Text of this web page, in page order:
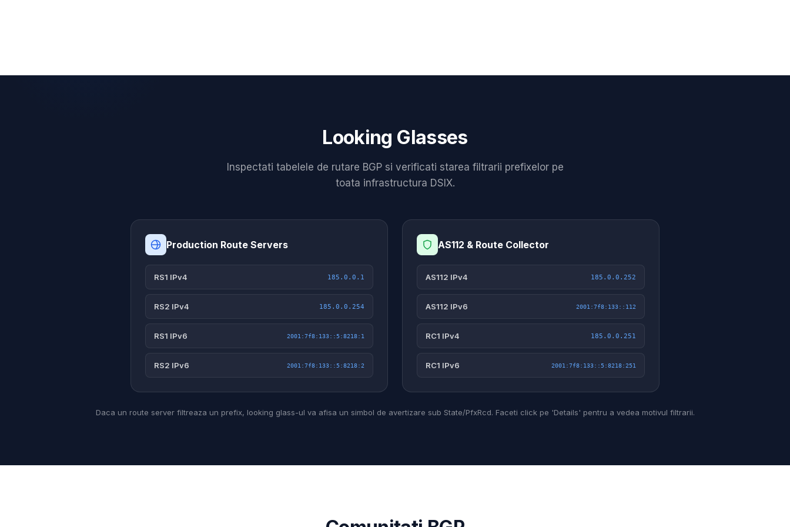
Looking Glasses
Inspectati tabelele de rutare BGP si verificati starea filtrarii prefixelor pe
toata infrastructura DSIX.
Production Route Servers
RS1 IPv4 185.0.0.1
RS2 IPv4 185.0.0.254
RS1 IPv6 2001:7f8:133::5:8218:1
RS2 IPv6 2001:7f8:133::5:8218:2
AS112 & Route Collector
AS112 IPv4 185.0.0.252
AS112 IPv6 2001:7f8:133::112
RC1 IPv4 185.0.0.251
RC1 IPv6 2001:7f8:133::5:8218:251
Daca un route server filtreaza un prefix, looking glass-ul va afisa un simbol de avertizare sub State/PfxRcd. Faceti click pe 'Details' pentru a vedea motivul filtrarii.